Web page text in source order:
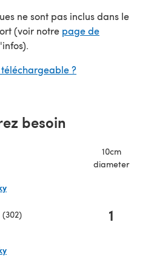
ne sont pas inclus dans le
(voir notre page de
un nouvel onglet)
?
besoin
10cm
diameter
1